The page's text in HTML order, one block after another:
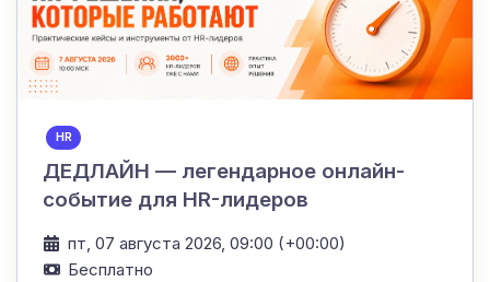
HR
ДЕДЛАЙН — легендарное онлайн-
событие для HR-лидеров
пт, 07 августа 2026, 09:00 (+00:00)
Бесплатно